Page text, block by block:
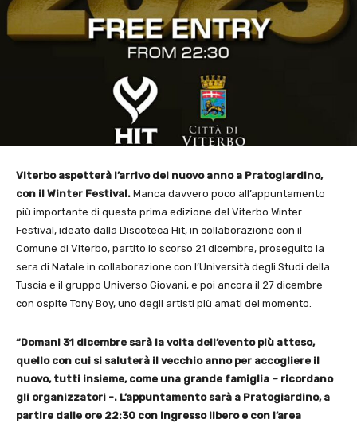
Viterbo aspetterà l’arrivo del nuovo anno a Pratogiardino,
con il Winter Festival. Manca davvero poco all’appuntamento
più importante di questa prima edizione del Viterbo Winter
Festival, ideato dalla Discoteca Hit, in collaborazione con il
Comune di Viterbo, partito lo scorso 21 dicembre, proseguito la
sera di Natale in collaborazione con l’Università degli Studi della
Tuscia e il gruppo Universo Giovani, e poi ancora il 27 dicembre
con ospite Tony Boy, uno degli artisti più amati del momento.
“Domani 31 dicembre sarà la volta dell’evento più atteso,
quello con cui si saluterà il vecchio anno per accogliere il
nuovo, tutti insieme, come una grande famiglia – ricordano
gli organizzatori -. L’appuntamento sarà a Pratogiardino, a
partire dalle ore 22:30 con ingresso libero e con l’area